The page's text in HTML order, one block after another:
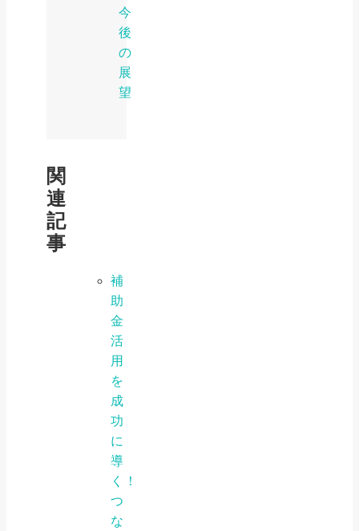
今
後
の
展
望
関
連
記
事
補
助
金
活
用
を
成
功
に
導
く！
つ
な